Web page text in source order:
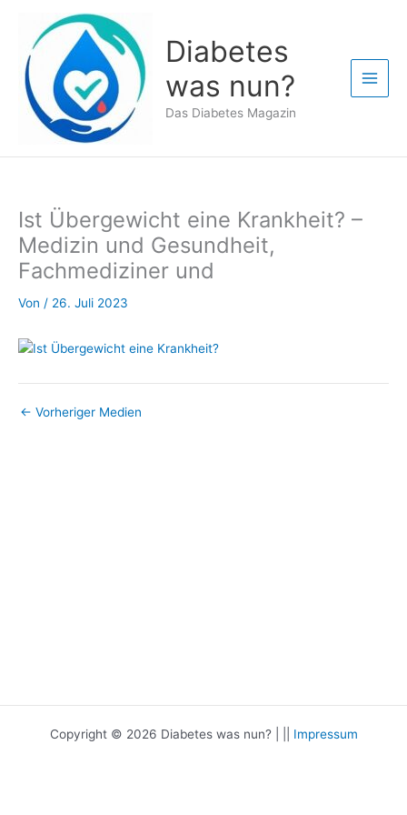
springen
Diabetes
was nun?
Das Diabetes Magazin
Ist Übergewicht eine Krankheit? –
Medizin und Gesundheit,
Fachmediziner und
Von / 26. Juli 2023
← Vorheriger Medien
Copyright © 2026 Diabetes was nun? | || Impressum